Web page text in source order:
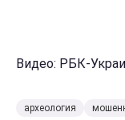
Видео: РБК-
археология